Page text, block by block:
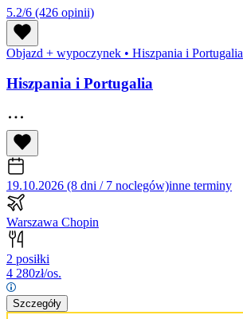
5.2/6 (426 opinii)
Objazd + wypoczynek • Hiszpania i Portugalia
Hiszpania i Portugalia
19.10.2026 (8 dni / 7 noclegów)inne terminy
Warszawa Chopin
2 posiłki
4 280zł/os.
Szczegóły